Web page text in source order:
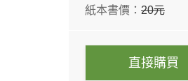
紙本書價：20元
直接購買